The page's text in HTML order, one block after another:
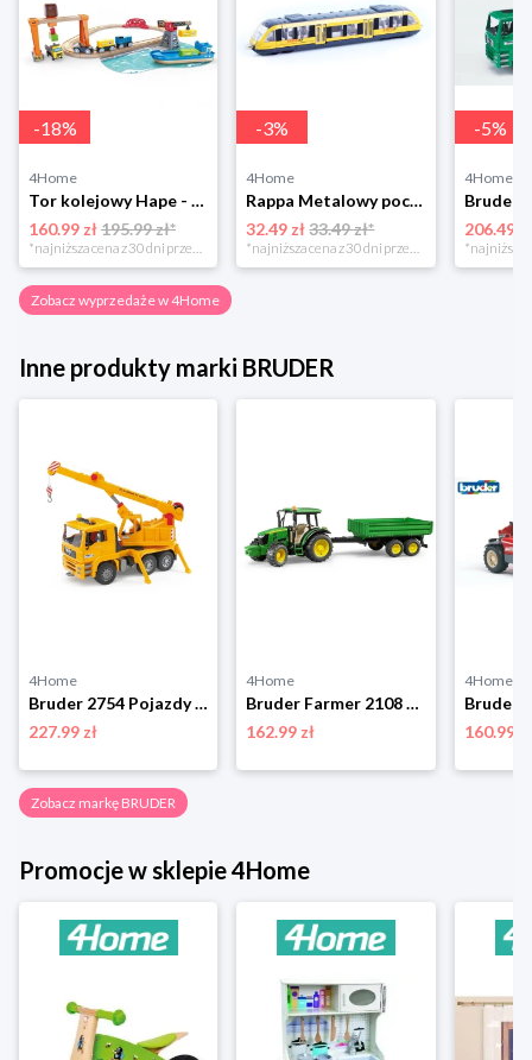
-18%
4Home
Tor kolejowy Hape - port z załadunkiem irozładunkiem
160.99 zł195.99 zł*
*najniższa cena z 30 dni przed obniżką
-3%
4Home
Rappa Metalowy pociąg regionalny RegioJet, 17 cm
32.49 zł 33.49 zł*
*najniższa cena z 30 dni przed obniżką
-5%
4Home
206.49 zł
Zobacz wyprzedaże w 4Home
Inne produkty marki BRUDER
4Home
Bruder 2754 Pojazdy budowlane Żuraw MAN TGA, 1:16 BRUDER
227.99 zł
4Home
Bruder Farmer 2108 Traktor John Deere z przyczepąz wywrotką BRUDER
162.99 zł
4Home
160.99 zł
Zobacz markę BRUDER
Promocje w sklepie 4Home